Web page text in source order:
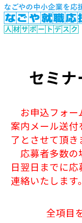
セミ
お申込フォー
案内メール送
了とさせて頂き
応募者多数の
日翌日までに
連絡いたします。
全項目